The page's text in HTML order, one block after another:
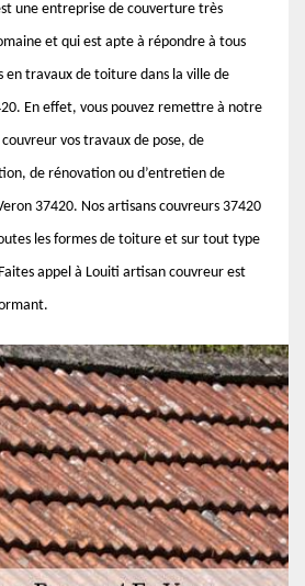
une entreprise de couverture très
et qui est apte à répondre à tous
en travaux de toiture dans la ville de
En effet, vous pouvez remettre à notre
vos travaux de pose, de
de rénovation ou d’entretien de
37420. Nos artisans couvreurs 37420
les formes de toiture et sur tout type
appel à Louiti artisan couvreur est